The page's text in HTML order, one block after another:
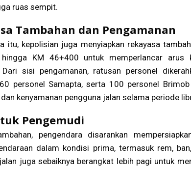
ruas sempit.
Tambahan dan Pengamanan
itu, kepolisian juga menyiapkan rekayasa
KM 46+400 untuk memperlancar arus
Dari sisi pengamanan, ratusan personel
personel Samapta, serta 100 personel
kenyamanan pengguna jalan selama periode
Pengemudi
pengendara disarankan
dalam kondisi prima, termasuk rem,
juga sebaiknya berangkat lebih pagi untuk